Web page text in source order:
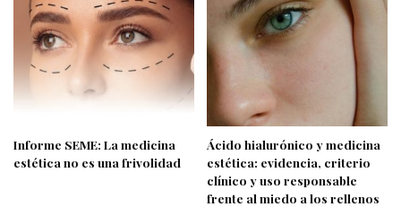
Informe SEME: La medicina
estética no es una frivolidad
Ácido hialurónico y medicina
estética: evidencia, criterio
clínico y uso responsable
frente al miedo a los rellenos